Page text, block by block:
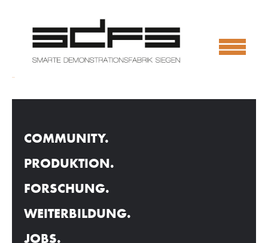
COMMUNITY.
PRODUKTION.
FORSCHUNG.
WEITERBILDUNG.
JOBS.